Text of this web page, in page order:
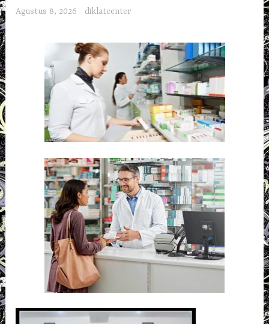
Agustus 8, 2026 diklatcenter